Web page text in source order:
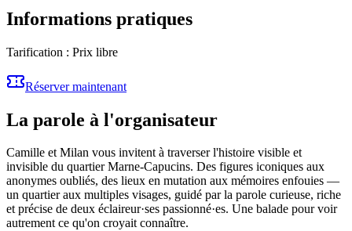
Informations pratiques
Tarification : Prix libre
Réserver maintenant
La parole à l'organisateur
Camille et Milan vous invitent à traverser l'histoire visible et
invisible du quartier Marne-Capucins. Des figures iconiques aux
anonymes oubliés, des lieux en mutation aux mémoires enfouies —
un quartier aux multiples visages, guidé par la parole curieuse, riche
et précise de deux éclaireur·ses passionné·es. Une balade pour voir
autrement ce qu'on croyait connaître.